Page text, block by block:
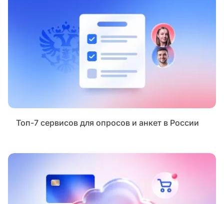
Топ-7 сервисов для опросов и анкет в России